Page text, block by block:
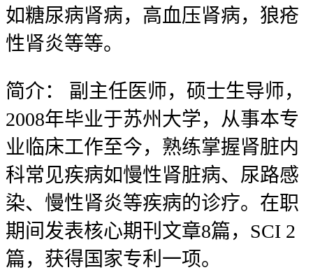
如糖尿病肾病，高血压肾病，狼疮
性肾炎等等。
简介：
副主任医师，硕士生导师，
2008年毕业于苏州大学，从事本专
业临床工作至今，熟练掌握肾脏内
科常见疾病如慢性肾脏病、尿路感
染、慢性肾炎等疾病的诊疗。在职
期间发表核心期刊文章8篇，SCI 2
篇，获得国家专利一项。